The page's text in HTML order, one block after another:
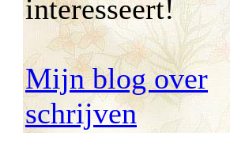
interesseert!
Mijn blog over
schrijven